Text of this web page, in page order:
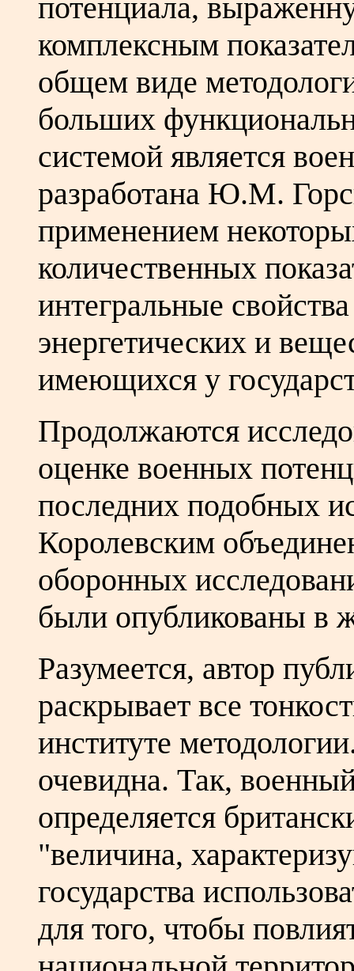
потенциала,
комплексным
общем виде
больших
системой является
разработана Ю.М.
применением
количественных
интегральные
энергетических и
имеющихся у
Продолжаются
оценке военных
последних подобных
Королевским
оборонных
были опубликованы в
Разумеется, автор
раскрывает все
институте
очевидна. Так,
определяется
"величина,
государства
для того, чтобы